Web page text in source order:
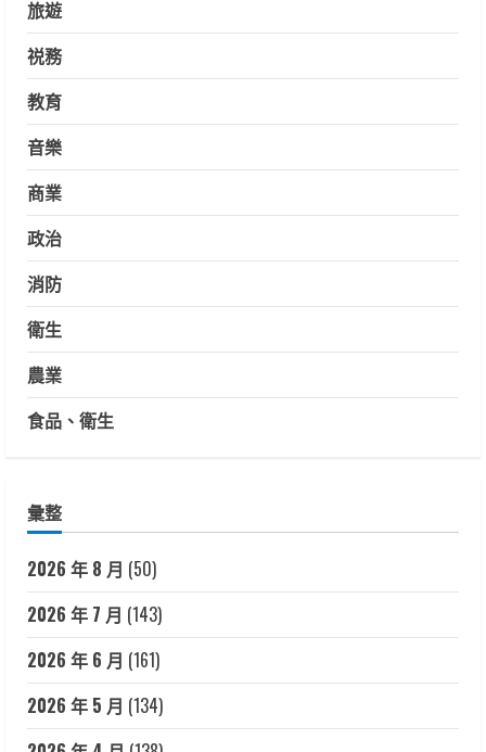
旅遊
祱務
教育
音樂
商業
政治
消防
衛生
農業
食品、衛生
彙整
2026 年 8 月 (50)
2026 年 7 月 (143)
2026 年 6 月 (161)
2026 年 5 月 (134)